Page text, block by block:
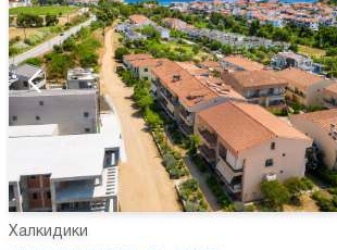
Халкидики